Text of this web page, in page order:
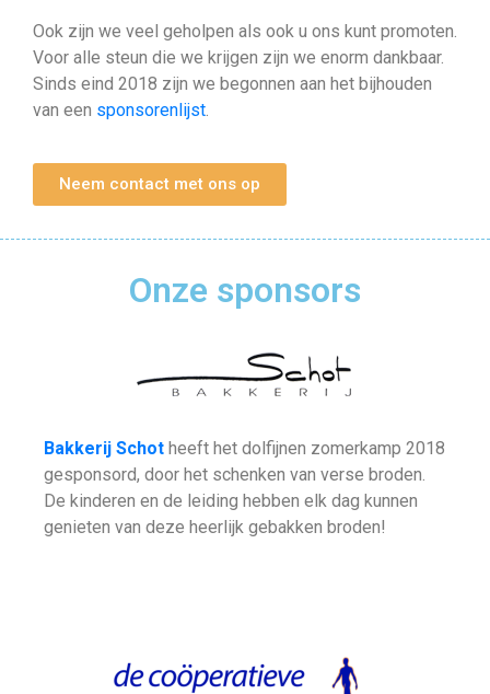
Ook zijn we veel geholpen als ook u ons kunt promoten.
Voor alle steun die we krijgen zijn we enorm dankbaar.
Sinds eind 2018 zijn we begonnen aan het bijhouden
van een sponsorenlijst.
Neem contact met ons op
Onze sponsors
Bakkerij Schot heeft het dolfijnen zomerkamp 2018
gesponsord, door het schenken van verse broden.
De kinderen en de leiding hebben elk dag kunnen
genieten van deze heerlijk gebakken broden!